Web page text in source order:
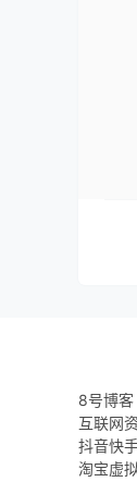
8号博
互联网
抖音快
淘宝虚